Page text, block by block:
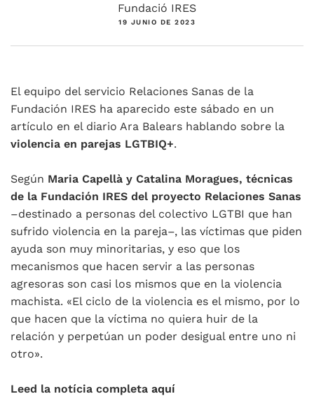
Fundació IRES
19 JUNIO DE 2023
El equipo del servicio Relaciones Sanas de la
Fundación IRES ha aparecido este sábado en un
artículo en el diario Ara Balears hablando sobre la
violencia en parejas LGTBIQ+.
Según Maria Capellà y Catalina Moragues, técnicas
de la Fundación IRES del proyecto Relaciones Sanas
–destinado a personas del colectivo LGTBI que han
sufrido violencia en la pareja–, las víctimas que piden
ayuda son muy minoritarias, y eso que los
mecanismos que hacen servir a las personas
agresoras son casi los mismos que en la violencia
machista. «El ciclo de la violencia es el mismo, por lo
que hacen que la víctima no quiera huir de la
relación y perpetúan un poder desigual entre uno ni
otro».
Leed la notícia completa aquí